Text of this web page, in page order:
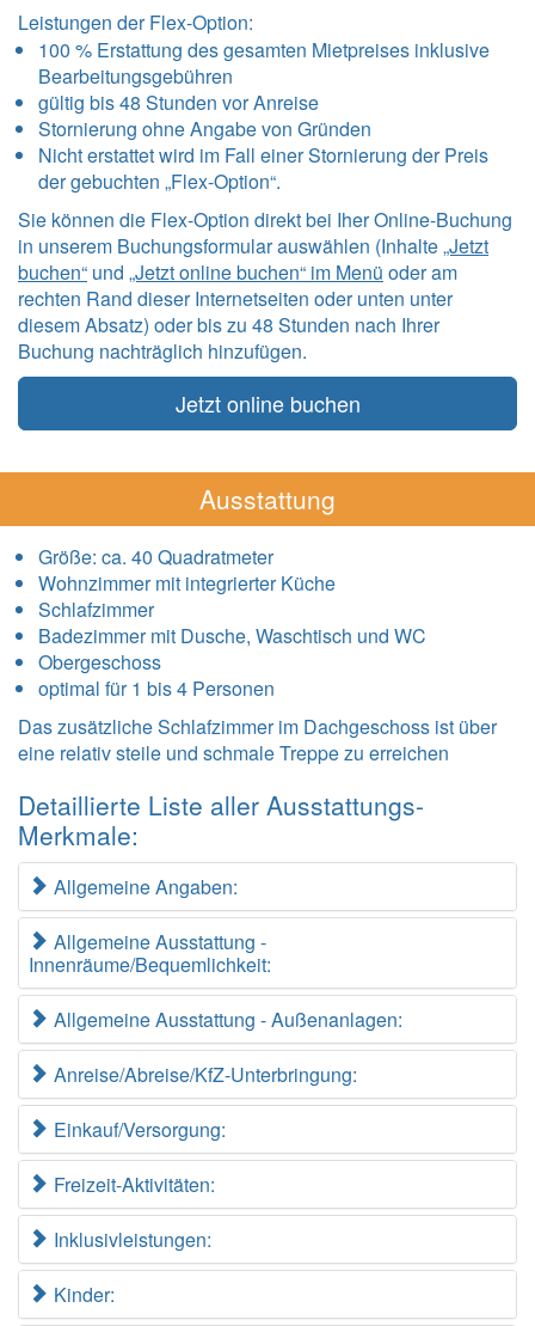
Leistungen der Flex-Option:
100 % Erstattung des gesamten Mietpreises inklusive
Bearbeitungsgebühren
gültig bis 48 Stunden vor Anreise
Stornierung ohne Angabe von Gründen
Nicht erstattet wird im Fall einer Stornierung der Preis
der gebuchten „Flex-Option“.
Sie können die Flex-Option direkt bei Iher Online-Buchung
in unserem Buchungsformular auswählen (Inhalte„Jetzt
buchen“ und „Jetzt online buchen“ im Menü oder am
rechten Rand dieser Internetseiten oder unten unter
diesem Absatz) oder bis zu 48 Stunden nach Ihrer
Buchung nachträglich hinzufügen.
Jetzt online buchen
Ausstattung
Größe: ca. 40 Quadratmeter
Wohnzimmer mit integrierter Küche
Schlafzimmer
Badezimmer mit Dusche, Waschtisch und WC
Obergeschoss
optimal für 1 bis 4 Personen
Das zusätzliche Schlafzimmer im Dachgeschoss ist über
eine relativ steile und schmale Treppe zu erreichen
Detaillierte Liste aller Ausstattungs-
Merkmale:
Allgemeine Angaben:
Allgemeine Ausstattung -
Innenräume/Bequemlichkeit:
Allgemeine Ausstattung - Außenanlagen:
Anreise/Abreise/KfZ-Unterbringung:
Einkauf/Versorgung:
Freizeit-Aktivitäten:
Inklusivleistungen:
Kinder: